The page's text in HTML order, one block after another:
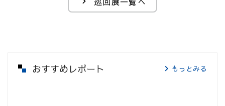
おすすめレポート もっとみる